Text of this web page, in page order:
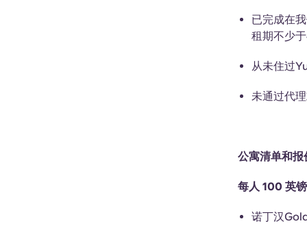
已完成在
租期不少
从未住过
未通过代
公寓清单和报
每人 100 英
诺丁汉